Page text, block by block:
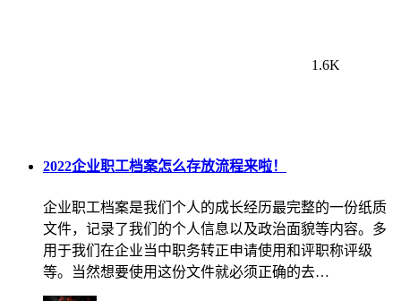
1.6K
2022企业职工档案怎么存放流程来啦！
企业职工档案是我们个人的成长经历最完整的一份纸质
文件，记录了我们的个人信息以及政治面貌等内容。多
用于我们在企业当中职务转正申请使用和评职称评级
等。当然想要使用这份文件就必须正确的去…